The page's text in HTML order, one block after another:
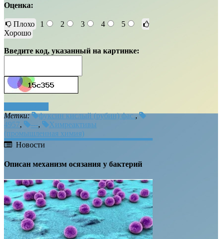
Оценка:
Плохо 1 2 3 4
5
Хорошо
Введите код, указанный на картинке:
Метки:
фуксин кислый (рубин) фас.,
4957, ---,
Химреактивы
(промышленная химия)
Новости
Описан механизм осязания у бактерий